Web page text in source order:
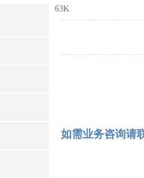
63K
如需业务咨询请